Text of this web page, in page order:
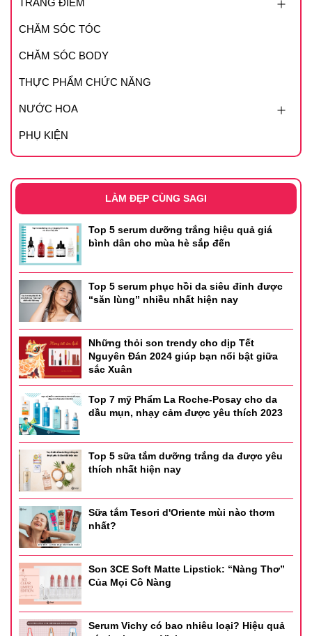
Bảng màu tại nhà Sagi
- Màu 01
- Màu 02
- Màu 04
- Màu 05
CHĂM SÓC TÓC
CHĂM SÓC BODY
THỰC PHẨM CHỨC NĂNG
NƯỚC HOA
PHỤ KIỆN
LÀM ĐẸP CÙNG SAGI
Top 5 serum dưỡng trắng hiệu quả giá
bình dân cho mùa hè sắp đến
Top 5 serum phục hồi da siêu đỉnh được
“săn lùng” nhiều nhất hiện nay
Những thỏi son trendy cho dịp Tết
Nguyên Đán 2024 giúp bạn nổi bật giữa
sắc Xuân
Top 7 mỹ Phẩm La Roche-Posay cho da
dầu mụn, nhạy cảm được yêu thích 2023
Top 5 sữa tắm dưỡng trắng da được yêu
thích nhất hiện nay
Sữa tắm Tesori d'Oriente mùi nào thơm
nhất?
Son 3CE Soft Matte Lipstick: “Nàng Thơ”
Của Mọi Cô Nàng
Serum Vichy có bao nhiêu loại? Hiệu quả